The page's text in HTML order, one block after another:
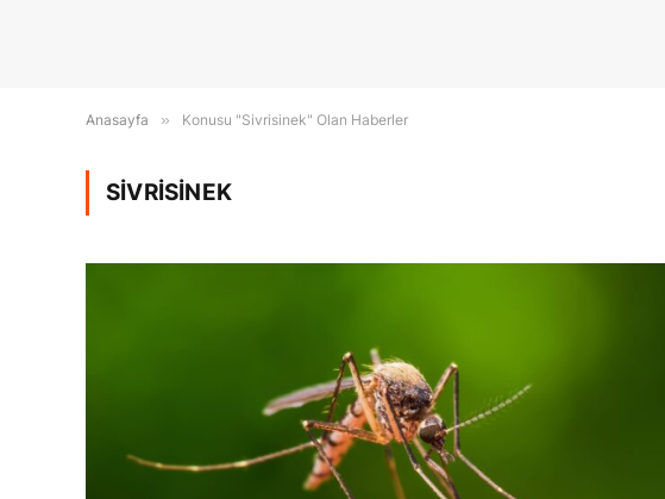
Anasayfa » Konusu "Sivrisinek" Olan Haberler
SIVRISINEK